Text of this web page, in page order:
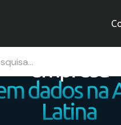
empresa
dados na
Latina